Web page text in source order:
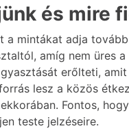
és mire
a mintákat adja
amíg nem üres
erőlteti,
lesz a közös
Fontos,
teste jelzéseire.